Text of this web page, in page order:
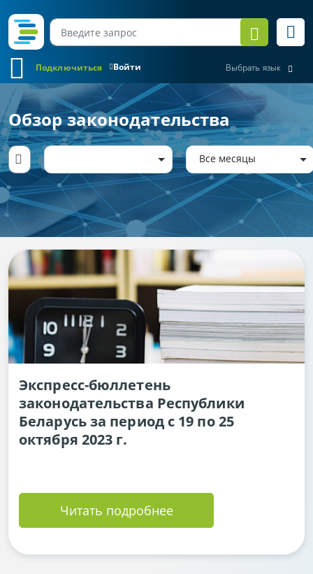
Войти
Подключиться Выбрать язык
Обзор законодательства
Все месяцы
Экспресс-бюллетень
законодательства Республики
Беларусь за период с 19 по 25
октября 2023 г.
Читать подробнее